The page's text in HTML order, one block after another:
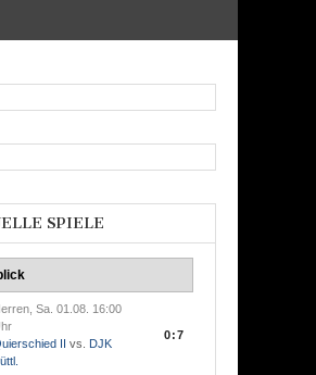
SPIELE
Sa. 01.08. 16:00
II
vs.
DJK
0:7